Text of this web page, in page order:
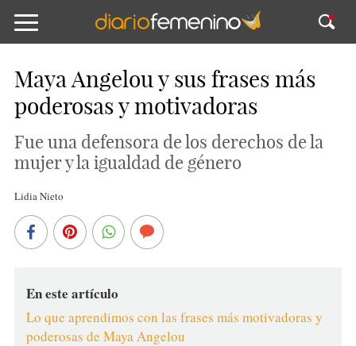
Maya Angelou y sus frases más
poderosas y motivadoras
Fue una defensora de los derechos de la
mujer y la igualdad de género
Lidia Nieto
En este artículo
Lo que aprendimos con las frases más motivadoras y
poderosas de Maya Angelou